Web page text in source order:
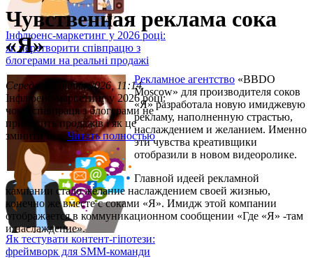
Інфлюенс-маркетинг у 2026 році:
як перетворити співпрацю з
блогерами на реальні продажі
Середа, 08 липня 2026, 11:14
Інфлюенс-маркетинг у 2026 році:
чому співпраця з блогерами не
приносить продажів і як це
змінити Ін...Читать полностью
Як тестувати контент-гіпотези:
фреймворк для SMM-команди
Чувственная реклама сока
«Я»
Рекламное агентство «BBDO
Moscow» для производителя соков
«Я» разработала новую имиджевую
рекламу, наполненную страстью,
наслаждением и желанием. Именно
эти чувства креативщики
отобразили в новом видеоролике.
Главной идеей рекламной
кампании стало желание наслаждением своей жизнью,
конечно же вместе с соками «Я». Имидж этой компании
отображается в коммуникационном сообщении «Где «Я» -там
и наслаждение».